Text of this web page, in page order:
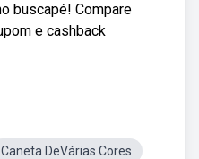
buscapé! Compare
e cashback
Caneta DeVárias Cores